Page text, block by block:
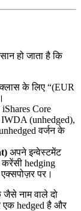
हो जाता है कि
के लिए “(EUR
Core
(unhedged),
वर्जन के
अपने इन्वेस्टमेंट
hedging
पर।
नाम वाले दो
एक hedged है और